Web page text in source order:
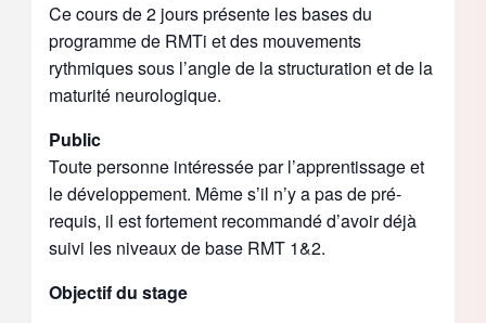
Ce cours de 2 jours présente les bases du
programme de RMTi et des mouvements
rythmiques sous l’angle de la structuration et de la
maturité neurologique.
Public
Toute personne intéressée par l’apprentissage et
le développement. Même s’il n’y a pas de pré-
requis, il est fortement recommandé d’avoir déjà
suivi les niveaux de base RMT 1&2.
Objectif du stage